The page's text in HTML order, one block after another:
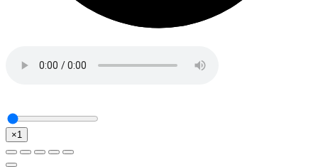
×1